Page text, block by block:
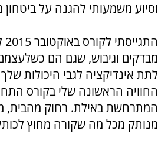
וסיוע משמעותי להגנה על
מבדקים וגיבוש, שגם הם כשלעצמם
לתת אינדיקציה לגבי היכולות
החוויה הראשונה שלי בקורס
המתרחשת באילת. רחוק מהבית,
מנותק מכל מה שקורה מחוץ